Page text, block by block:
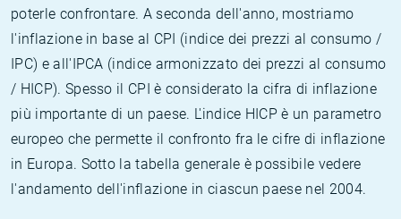
poterle confrontare. A seconda dell'anno, mostriamo
l'inflazione in base al CPI (indice dei prezzi al consumo /
IPC) e all'IPCA (indice armonizzato dei prezzi al consumo
/ HICP). Spesso il CPI è considerato la cifra di inflazione
più importante di un paese. L'indice HICP è un parametro
europeo che permette il confronto fra le cifre di inflazione
in Europa. Sotto la tabella generale è possibile vedere
l'andamento dell'inflazione in ciascun paese nel 2004.